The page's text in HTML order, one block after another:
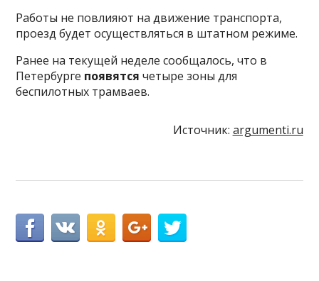
Работы не повлияют на движение транспорта,
проезд будет осуществляться в штатном режиме.
Ранее на текущей неделе сообщалось, что в
Петербурге появятся четыре зоны для
беспилотных трамваев.
Источник: argumenti.ru